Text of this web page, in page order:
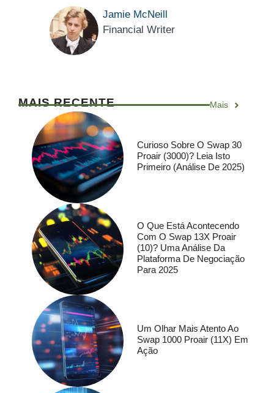
Jamie McNeill
Financial Writer
MAIS RECENTE Mais
Curioso Sobre O Swap 30
Proair (3000)? Leia Isto
Primeiro (análise De 2025)
O Que Está Acontecendo
Com O Swap 13X Proair
(10)? Uma Análise Da
Plataforma De Negociação
Para 2025
Um Olhar Mais Atento Ao
Swap 1000 Proair (11X) Em
Ação